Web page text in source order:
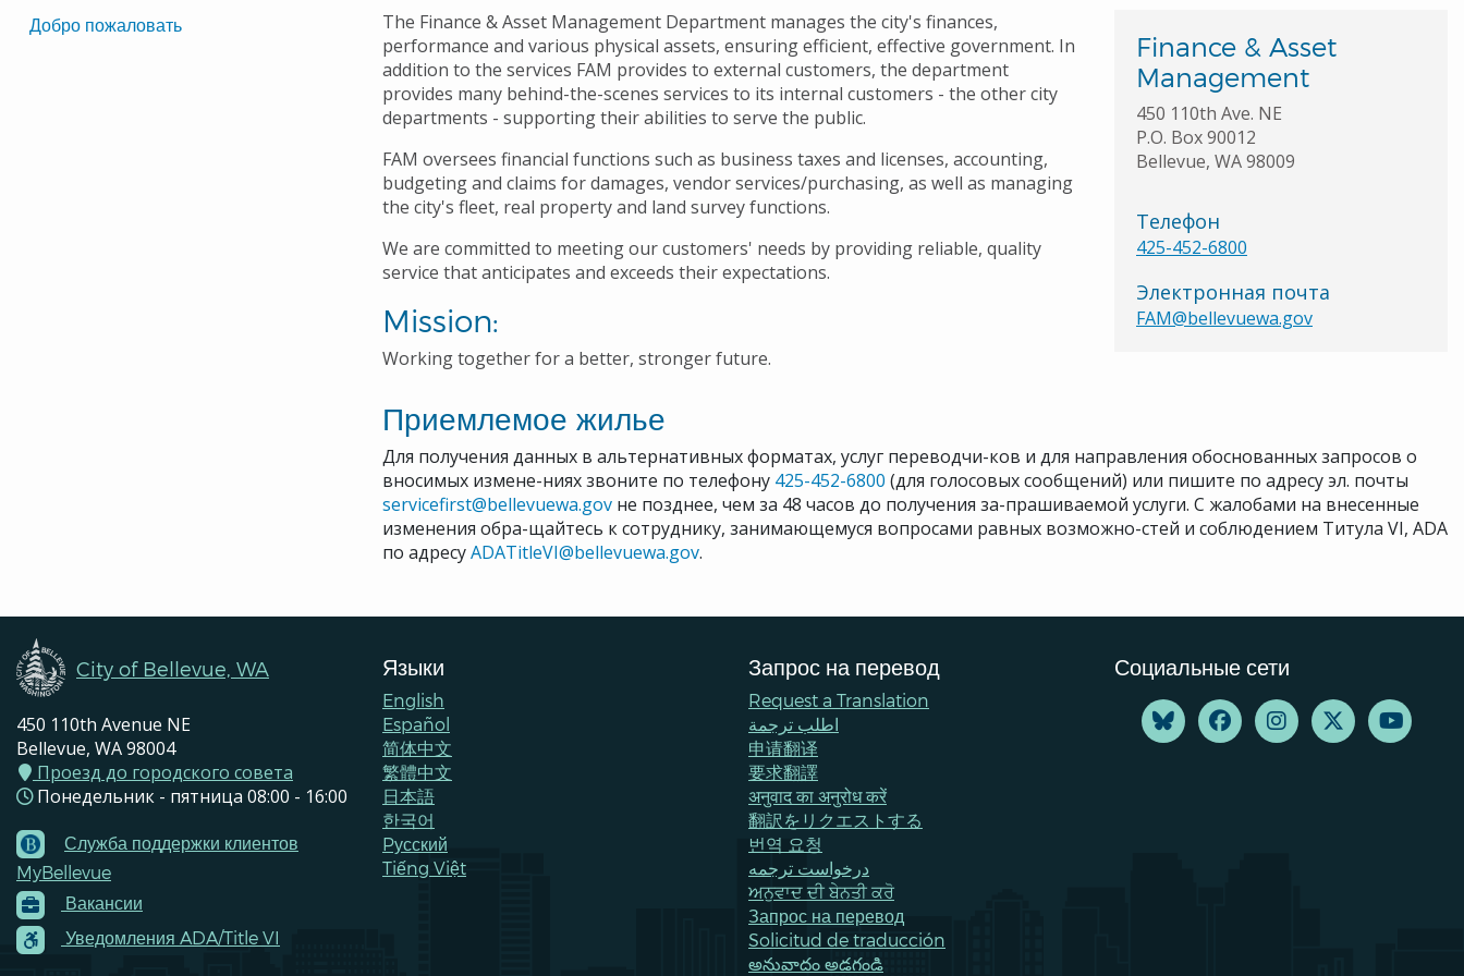
Translated
Добро пожаловать
The Finance & Asset Management Department manages the city's finances,
performance and various physical assets, ensuring efficient, effective government. In
addition to the services FAM provides to external customers, the department
provides many behind-the-scenes services to its internal customers - the other city
departments - supporting their abilities to serve the public.
FAM oversees financial functions such as business taxes and licenses, accounting,
budgeting and claims for damages, vendor services/purchasing, as well as managing
the city's fleet, real property and land survey functions.
We are committed to meeting our customers' needs by providing reliable, quality
service that anticipates and exceeds their expectations.
Mission:
Working together for a better, stronger future.
Finance & Asset
Management
450 110th Ave. NE
P.O. Box 90012
Bellevue, WA 98009
Телефон
425-452-6800
Электронная почта
FAM@bellevuewa.gov
Приемлемое жилье
Для получения данных в альтернативных форматах, услуг переводчи-ков и для направления обоснованных запросов о
вносимых измене-ниях звоните по телефону 425-452-6800 (для голосовых сообщений) или пишите по адресу эл. почты
servicefirst@bellevuewa.gov не позднее, чем за 48 часов до получения за-прашиваемой услуги. С жалобами на внесенные
изменения обра-щайтесь к сотруднику, занимающемуся вопросами равных возможно-стей и соблюдением Титула VI, ADA
по адресуADATitleVI@bellevuewa.gov.
City of Bellevue, WA
450 110th Avenue NE
Bellevue, WA 98004
Проезд до городского совета
Понедельник - пятница 08:00 - 16:00
Footer
Menu
Contacts
Служба поддержки клиентов
MyBellevue
Вакансии
Уведомления ADA/Title VI
Языки
English
Español
简体中文
繁體中文
日本語
한국어
Pусский
Tiếng Việt
Запрос на перевод
Request a Translation
اطلب ترجمة
申请翻译
要求翻譯
अनुवाद का अनुरोध करें
翻訳をリクエストする
번역 요청
درخواست ترجمه
ਅਨੁਵਾਦ ਦੀ ਬੇਨਤੀ ਕਰੋ
Запрос на перевод
Solicitud de traducción
అనువాదం అడగండి
Социальные сети